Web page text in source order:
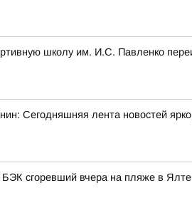
школу им. И.С. Павленко
Сегодняшняя лента новостей
БЭК сгоревший вчера на пляже в